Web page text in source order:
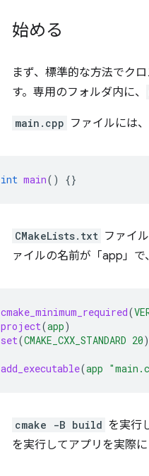
始める
まず、標準的な方法でク
す。専用のフォルダ内に、
main.cpp ファイルには
int main() {}
CMakeLists.txt ファイ
ァイルの名前が「app」
cmake_minimum_required(
project(app)
set(CMAKE_CXX_STANDARD 20)
add_executable(app
cmake -B build を実行
を実行してアプリを実際